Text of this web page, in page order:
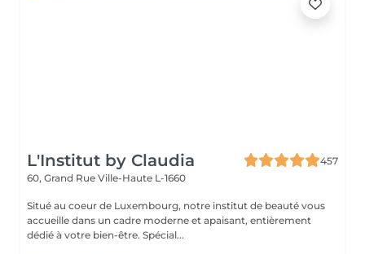
L'Institut by Claudia
457
60, Grand Rue Ville-Haute L-1660
Situé au coeur de Luxembourg, notre institut de beauté vous
accueille dans un cadre moderne et apaisant, entièrement
dédié à votre bien-être. Spécial...